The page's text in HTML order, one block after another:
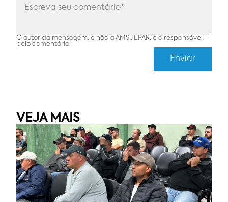
O autor da mensagem, e não a AMSULPAR, é o responsável
pelo comentário.
VEJA MAIS